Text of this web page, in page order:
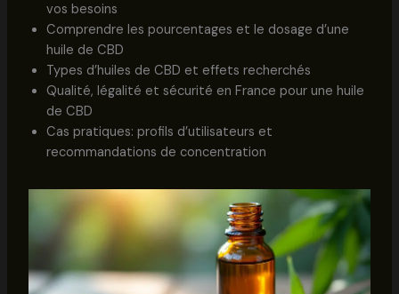
vos besoins
Comprendre les pourcentages et le dosage d’une
huile de CBD
Types d’huiles de CBD et effets recherchés
Qualité, légalité et sécurité en France pour une huile
de CBD
Cas pratiques: profils d’utilisateurs et
recommandations de concentration